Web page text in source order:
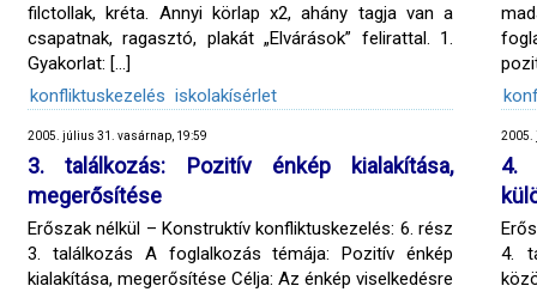
filctollak, kréta. Annyi körlap x2, ahány tagja van a
csapatnak, ragasztó, plakát „Elvárások” felirattal. 1.
Gyakorlat: […]
konfliktuskezelés iskolakísérlet
2005. július 31. vasárnap, 19:59
3. találkozás: Pozitív énkép kialakítása,
megerősítése
Erőszak nélkül – Konstruktív konfliktuskezelés: 6. rész
3. találkozás A foglalkozás témája: Pozitív énkép
kialakítása, megerősítése Célja: Az énkép viselkedésre
2005.
4.
4.